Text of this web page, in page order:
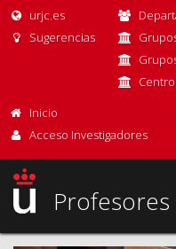
urjc.es
Sugerencias
Inicio
Acceso Investigadores